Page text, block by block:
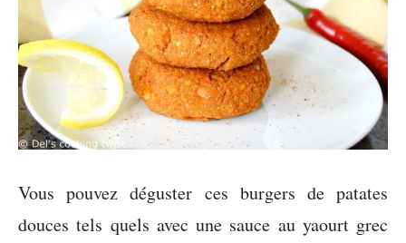
Vous pouvez déguster ces burgers de patates
douces tels quels avec une sauce au yaourt grec